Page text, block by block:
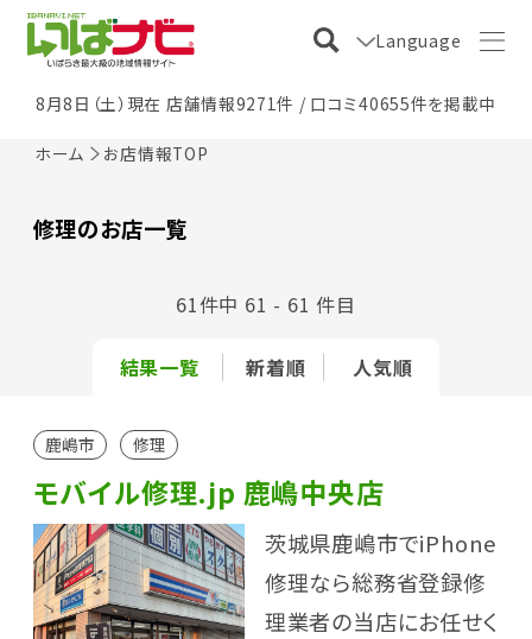
Language
8月8日（土）現在 店舗情報9271件 / 口コミ40655件を掲載中
ホーム お店情報TOP
修理のお店一覧
結果一覧 新着順 人気順
61件中 61 - 61 件目
鹿嶋市 修理
モバイル修理.jp 鹿嶋中央店
茨城県鹿嶋市でiPhone
修理なら総務省登録修
理業者の当店にお任せく